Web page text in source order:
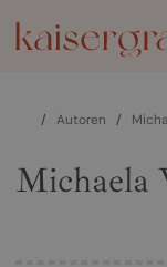
/ Autoren /
Michaela